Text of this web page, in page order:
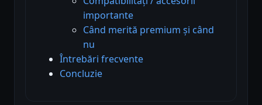
importante
Când merită premium și când
nu
Întrebări frecvente
Concluzie